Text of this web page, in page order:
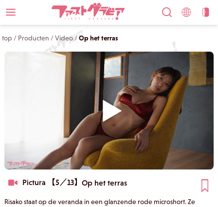
top / Producten /Video/Op het terras
Pictura 【5／13】 Op het terras
Risako staat op de veranda in een glanzende rode microshort. Ze